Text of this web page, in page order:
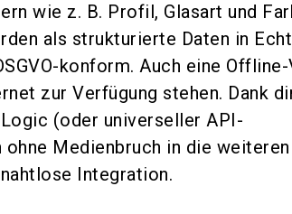
wie z. B. Profil, Glasart und
als strukturierte Daten in
konform. Auch eine
zur Verfügung stehen. Dank
(oder universeller API-
Medienbruch in die weiteren
Integration.